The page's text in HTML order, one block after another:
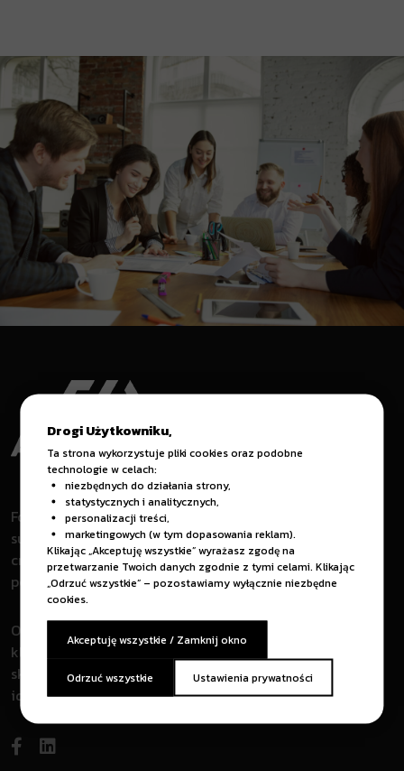
For over a decade, we have been
supporting our clients in the IT field. We
create effective solutions tailored
perfectly to the needs of our partners.
Od kilkunastu lat wspieramy naszych
klientów w obszarze IT. Tworzymy
skuteczne rozwiązania dopasowane
idealnie do potrzeb naszych partnerów.
Drogi Użytkowniku,
Ta strona wykorzystuje pliki cookies oraz podobne
technologie w celach:
niezbędnych do działania strony,
statystycznych i analitycznych,
personalizacji treści,
marketingowych (w tym dopasowania reklam).
Klikając „Akceptuję wszystkie” wyrażasz zgodę na
przetwarzanie Twoich danych zgodnie z tymi celami. Klikając
„Odrzuć wszystkie” – pozostawiamy wyłącznie niezbędne
cookies.
Akceptuję wszystkie / Zamknij okno
Odrzuć wszystkie Ustawienia prywatności